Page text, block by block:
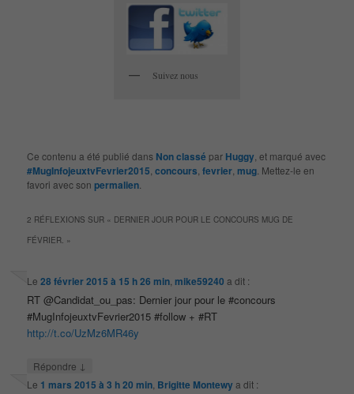
Suivez nous
Ce contenu a été publié dans Non classé par Huggy, et marqué avec
#MugInfojeuxtvFevrier2015,concours,fevrier,mug. Mettez-le en
favori avec sonpermalien.
2 RÉFLEXIONS SUR « DERNIER JOUR POUR LE CONCOURS MUG DE
FÉVRIER. »
Le28 février 2015 à 15 h 26 min ,mike59240 a dit :
RT @Candidat_ou_pas: Dernier jour pour le #concours
#MugInfojeuxtvFevrier2015 #follow + #RT
http://t.co/UzMz6MR46y
Répondre ↓
Le 1 mars 2015 à 3 h 20 min Brigitte Montewya dit :